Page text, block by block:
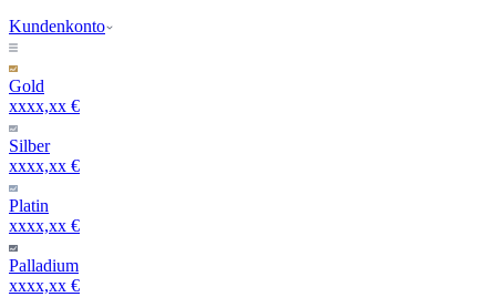
Kundenkonto
Gold
xxxx,xx €
Silber
xxxx,xx €
Platin
xxxx,xx €
Palladium
xxxx,xx €